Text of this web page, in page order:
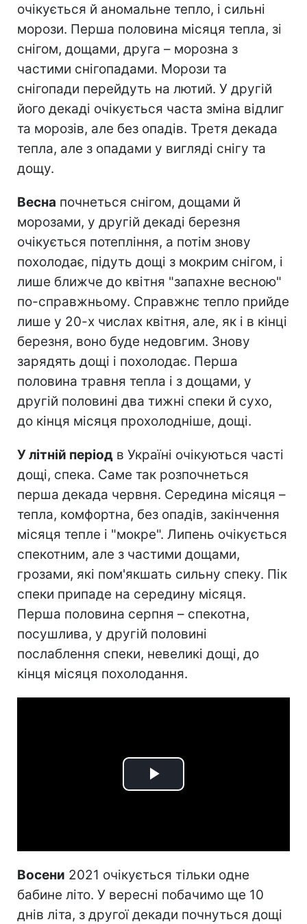
очікується й аномальне тепло, і сильні
морози. Перша половина місяця тепла, зі
снігом, дощами, друга – морозна з
частими снігопадами. Морози та
снігопади перейдуть на лютий. У другій
його декаді очікується часта зміна відлиг
та морозів, але без опадів. Третя декада
тепла, але з опадами у вигляді снігу та
дощу.
Весна почнеться снігом, дощами й
морозами, у другій декаді березня
очікується потепління, а потім знову
похолодає, підуть дощі з мокрим снігом, і
лише ближче до квітня "запахне весною"
по-справжньому. Справжнє тепло прийде
лише у 20-х числах квітня, але, як і в кінці
березня, воно буде недовгим. Знову
зарядять дощі і похолодає. Перша
половина травня тепла і з дощами, у
другій половині два тижні спеки й сухо,
до кінця місяця прохолодніше, дощі.
У літній період в Україні очікуються часті
дощі, спека. Саме так розпочнеться
перша декада червня. Середина місяця –
тепла, комфортна, без опадів, закінчення
місяця тепле і "мокре". Липень очікується
спекотним, але з частими дощами,
грозами, які пом'якшать сильну спеку. Пік
спеки припаде на середину місяця.
Перша половина серпня – спекотна,
посушлива, у другій половині
послаблення спеки, невеликі дощі, до
кінця місяця похолодання.
Play
Восени 2021 очікується тільки одне
бабине літо. У вересні побачимо ще 10
днів літа, з другої декади почнуться дощі